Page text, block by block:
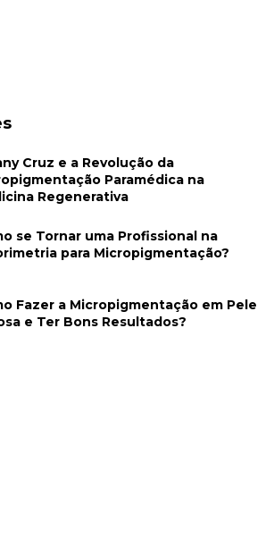
Cruz e a Revolução da
Paramédica na
Regenerativa
se Tornar uma Profissional na
para Micropigmentação?
Fazer a Micropigmentação em Pele
e Ter Bons Resultados?